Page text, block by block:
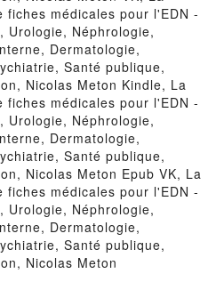
médicales pour l'EDN -
Urologie, Néphrologie,
Dermatologie,
Santé publique,
Nicolas Meton Kindle, La
médicales pour l'EDN -
Urologie, Néphrologie,
Dermatologie,
Santé publique,
Nicolas Meton Epub VK, La
médicales pour l'EDN -
Urologie, Néphrologie,
Dermatologie,
Santé publique,
Nicolas Meton